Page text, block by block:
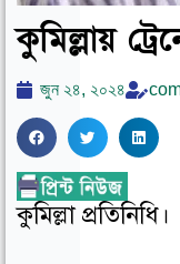
কুমিল্লায়
জুন ২৪, ২০২৪
S
h
a
S
h
a
r
S
h
কুমিল্লা প্রতিনিধি।